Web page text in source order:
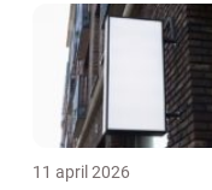
11 april 2026